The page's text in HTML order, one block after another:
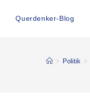
Querdenker-Blog
> Politik >